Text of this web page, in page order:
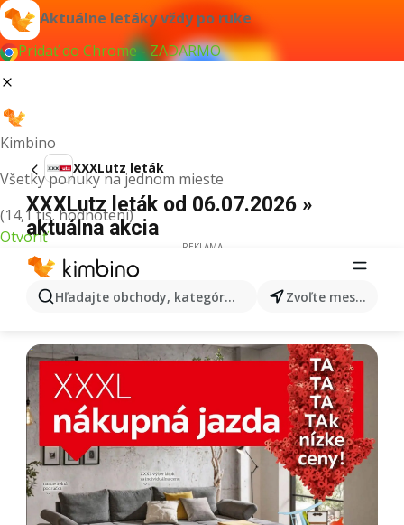
Aktuálne letáky vždy po ruke
Pridať do Chrome - ZADARMO
Kimbino
Všetky ponuky na jednom mieste
(14,1 tis. hodnotení)
Otvoriť
Hľadajte obchody, kategórie, produkty... Zvoľte mesto
XXXLutz leták
XXXLutz leták od 06.07.2026 »
aktuálna akcia
REKLAMA